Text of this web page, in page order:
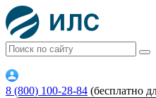
8 (800) 100-28-84 (бесплатно